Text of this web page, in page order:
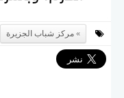
مركز شباب الجزيرة